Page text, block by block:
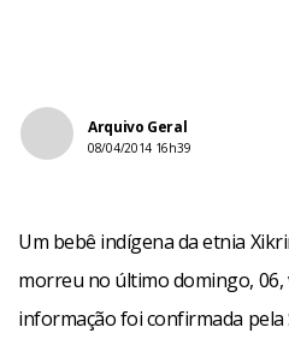
Arquivo Geral
08/04/2014 16h39
Um bebê indígena da etnia
morreu no último domingo, 06,
informação foi confirmada pela